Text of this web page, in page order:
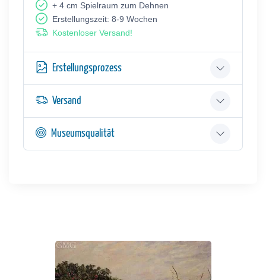
+ 4 cm Spielraum zum Dehnen
Erstellungszeit: 8-9 Wochen
Kostenloser Versand!
Erstellungsprozess
Versand
Museumsqualität